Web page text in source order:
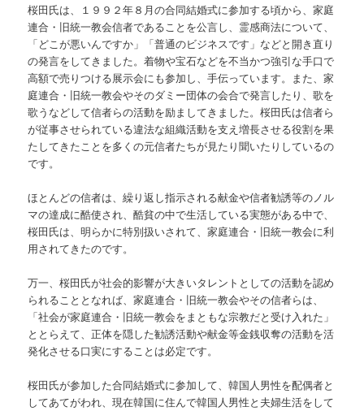
桜田氏は、１９９２年８月の合同結婚式に参加する頃から、家庭
連合・旧統一教会信者であることを公言し、霊感商法について、
「どこが悪いんですか」「普通のビジネスです」などと開き直り
の発言をしてきました。着物や宝石などを不当かつ強引な手口で
高額で売りつける展示会にも参加し、手伝っています。また、家
庭連合・旧統一教会やそのダミー団体の会合で発言したり、歌を
歌うなどして信者らの活動を励ましてきました。桜田氏は信者ら
が従事させられている違法な組織活動を支え増長させる役割を果
たしてきたことを多くの元信者たちが見たり聞いたりしているの
です。
ほとんどの信者は、繰り返し指示される献金や信者勧誘等のノル
マの達成に酷使され、酷貧の中で生活している実態がある中で、
桜田氏は、明らかに特別扱いされて、家庭連合・旧統一教会に利
用されてきたのです。
万一、桜田氏が社会的影響が大きいタレントとしての活動を認め
られることとなれば、家庭連合・旧統一教会やその信者らは、
「社会が家庭連合・旧統一教会をまともな宗教だと受け入れた」
ととらえて、正体を隠した勧誘活動や献金等金銭収奪の活動を活
発化させる口実にすることは必定です。
桜田氏が参加した合同結婚式に参加して、韓国人男性を配偶者と
してあてがわれ、現在韓国に住んで韓国人男性と夫婦生活をして